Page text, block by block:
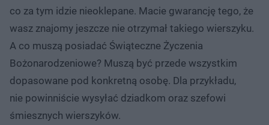
co za tym idzie nieoklepane. Macie gwarancję tego, że
wasz znajomy jeszcze nie otrzymał takiego wierszyku.
A co muszą posiadać Świąteczne Życzenia
Bożonarodzeniowe? Muszą być przede wszystkim
dopasowane pod konkretną osobę. Dla przykładu,
nie powinniście wysyłać dziadkom oraz szefowi
śmiesznych wierszyków.